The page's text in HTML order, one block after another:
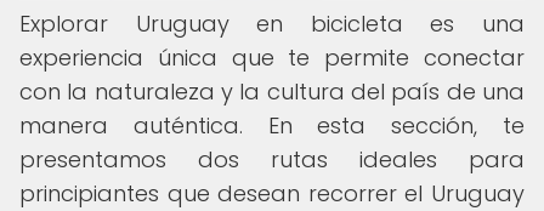
Explorar Uruguay en bicicleta es una
experiencia única que te permite conectar
con la naturaleza y la cultura del país de una
manera auténtica. En esta sección, te
presentamos dos rutas ideales para
principiantes que desean recorrer el Uruguay